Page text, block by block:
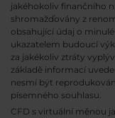
jakéhokoliv finančního
shromažďovány z
obsahující údaj o
ukazatelem budoucí
za jakékoliv ztráty
základě informací
nesmí být
písemného souhlasu.
CFD s virtuální měnou